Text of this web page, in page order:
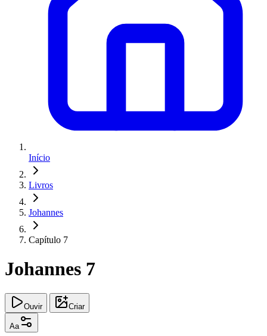
Início
Livros
Johannes
Capítulo 7
Johannes 7
Ouvir Criar
Aa